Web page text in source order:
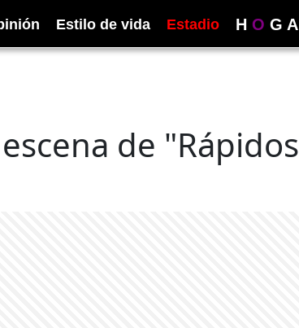
Estilo de vida Estadio H O G A
de "Rápidos